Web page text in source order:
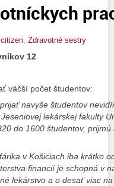
citizen Zdravotné sestry
12
väčší počet študentov:
navyše študentov
lekárskej fakulty
do 1600 študentov,
v Košiciach iba krátko
financií je schopná v
lekárstvo a o desať viac